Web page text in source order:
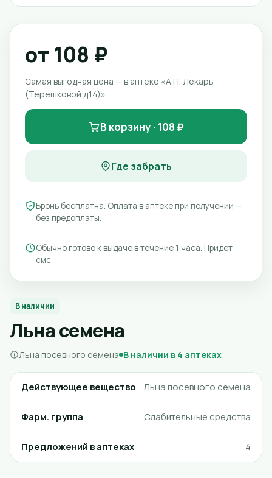
В наличии
Льна семена
Льна посевного семена В наличии в 4 аптеках
Действующее вещество Льна посевного семена
Фарм. группа Слабительные средства
Предложений в аптеках 4
от 108 ₽
Самая выгодная цена — в аптеке «А.П. Лекарь
(Терешковой д.14)»
В корзину · 108 ₽
Где забрать
Бронь бесплатна. Оплата в аптеке при получении —
без предоплаты.
Обычно готово к выдаче в течение 1 часа. Придёт
смс.